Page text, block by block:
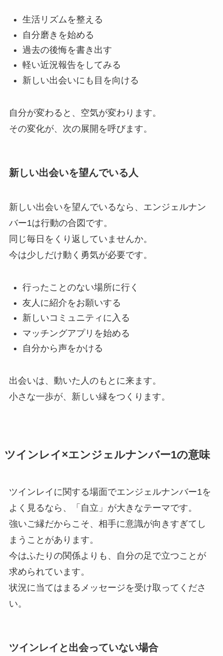
生活リズムを整える
自分磨きを始める
過去の後悔を書き出す
軽い近況報告をしてみる
新しい出会いにも目を向ける
自分が変わると、空気が変わります。
その変化が、次の展開を呼びます。
新しい出会いを望んでいる人
新しい出会いを望んでいるなら、エンジェルナン
バー1は行動の合図です。
同じ毎日をくり返していませんか。
今は少しだけ動く勇気が必要です。
行ったことのない場所に行く
友人に紹介をお願いする
新しいコミュニティに入る
マッチングアプリを始める
自分から声をかける
出会いは、動いた人のもとに来ます。
小さな一歩が、新しい縁をつくります。
ツインレイ×エンジェルナンバー1の意味
ツインレイに関する場面でエンジェルナンバー1を
よく見るなら、「自立」が大きなテーマです。
強いご縁だからこそ、相手に意識が向きすぎてし
まうことがあります。
今はふたりの関係よりも、自分の足で立つことが
求められています。
状況に当てはまるメッセージを受け取ってくださ
い。
ツインレイと出会っていない場合